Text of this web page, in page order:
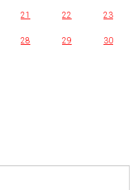
21 22 23
28 29 30